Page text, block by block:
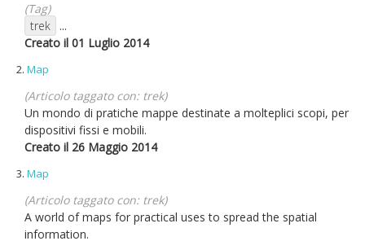
(Tag)
trek
...
Creato il 01 Luglio 2014
2. Map
(Articolo taggato con: trek)
Un mondo di pratiche mappe destinate a molteplici scopi, per
dispositivi fissi e mobili.
Creato il 26 Maggio 2014
3. Map
(Articolo taggato con: trek)
A world of maps for practical uses to spread the spatial
information.